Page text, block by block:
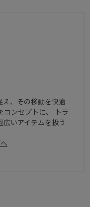
、その移動を快適
コンセプトに、 トラ
いアイテムを扱う